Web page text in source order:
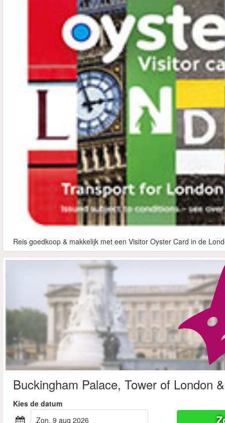
Reis goedkoop & makkelijk met een Visitor Oyster Card in de
Buckingham Palace, Tower of London
Kies de datum
zon, 9 aug 2026